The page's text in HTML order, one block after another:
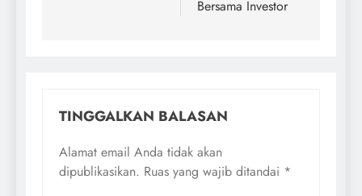
Bersama Investor
TINGGALKAN BALASAN
Alamat email Anda tidak akan
dipublikasikan. Ruas yang wajib ditandai *